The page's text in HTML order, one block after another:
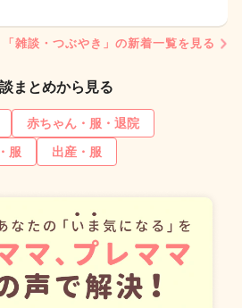
「雑談・つぶやき」の新着一覧を見る
まとめから見る
赤ちゃん・服・退院
服 出産・服